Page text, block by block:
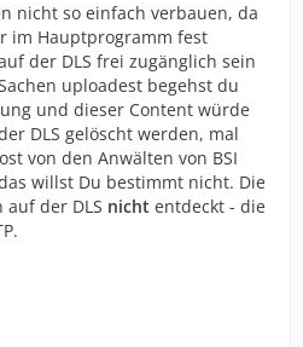
nicht so einfach verbauen, da
im Hauptprogramm fest
der DLS frei zugänglich sein
uploadest begehst du
und dieser Content würde
DLS gelöscht werden, mal
von den Anwälten von BSI
willst Du bestimmt nicht. Die
auf der DLS nicht entdeckt - die